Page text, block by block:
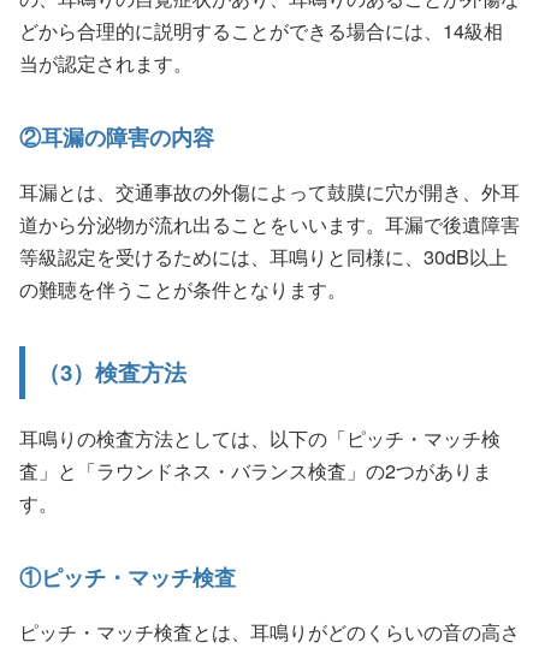
どから合理的に説明することができる場合には、14級相
当が認定されます。
②耳漏の障害の内容
耳漏とは、交通事故の外傷によって鼓膜に穴が開き、外耳
道から分泌物が流れ出ることをいいます。耳漏で後遺障害
等級認定を受けるためには、耳鳴りと同様に、30dB以上
の難聴を伴うことが条件となります。
（3）検査方法
耳鳴りの検査方法としては、以下の「ピッチ・マッチ検
査」と「ラウンドネス・バランス検査」の2つがありま
す。
①ピッチ・マッチ検査
ピッチ・マッチ検査とは、耳鳴りがどのくらいの音の高さ